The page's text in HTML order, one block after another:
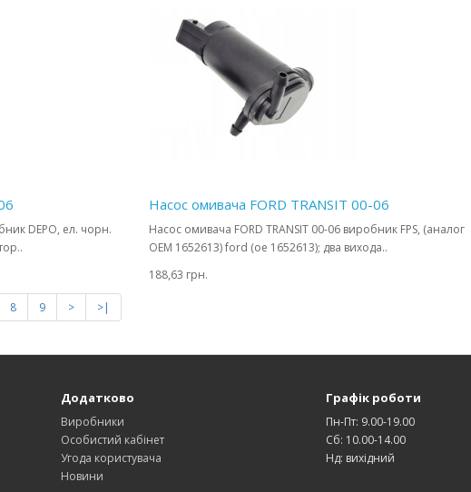
DEPO, ел. чорн.
Насос омивача FORD TRANSIT 00-06
Насос омивача FORD TRANSIT 00-06 виробник FPS, (аналог
OEM 1652613) ford (oe 1652613); два вихода..
188,63 грн.
8 9 > >|
Додатково
Виробники
Особистий кабінет
Угода користувача
Новини
Графік роботи
Пн-Пт: 9.00-19.00
Сб: 10.00-14.00
Нд: вихідний